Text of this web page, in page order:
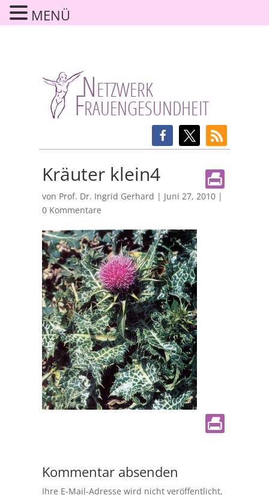
Kräuter klein4
von Prof. Dr. Ingrid Gerhard | Juni 27, 2010|
0 Kommentare
Kommentar absenden
Ihre E-Mail-Adresse wird nicht veröffentlicht,
MENÜ